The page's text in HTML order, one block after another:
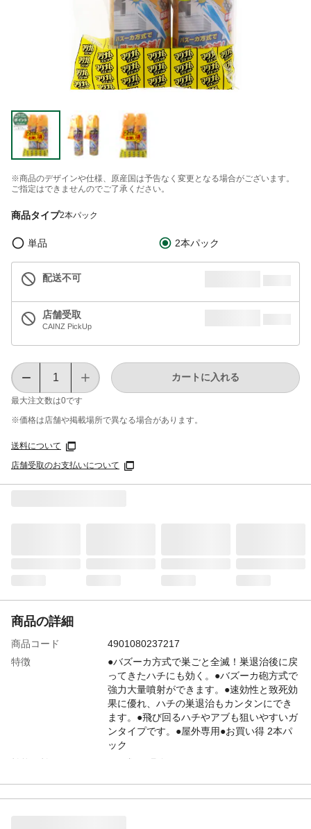
※商品のデザインや仕様、原産国は予告なく変更となる場合がございます。
ご指定はできませんのでご了承ください。
商品タイプ2本パック
単品 2本パック
配送不可
店舗受取
CAINZ PickUp
最大注文数は0です
カートに入れる
※価格は​店舗や​掲載場所で​異なる​場合が​あります。
送料について
店舗受取のお支払いについて
商品の詳細
商品コード
4901080237217
特徴
●バズーカ方式で巣ごと全滅！巣退治後に戻
ってきたハチにも効く。●バズーカ砲方式で
強力大量噴射ができます。●速効性と致死効
果に優れ、ハチの巣退治もカンタンにでき
ます。●飛び回るハチやアブも狙いやすいガ
ンタイプです。●屋外専用●お買い得 2本パ
ック
成分
有効成分/フタルスリン、モンフルオロトリ